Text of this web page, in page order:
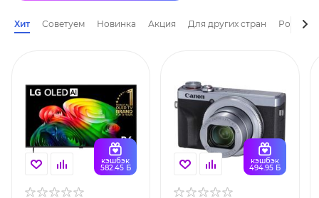
Хит Советуем Новинка Акция Для других стран Ростест
кэшбэк
582.45 Б
кэшбэк
494.95 Б